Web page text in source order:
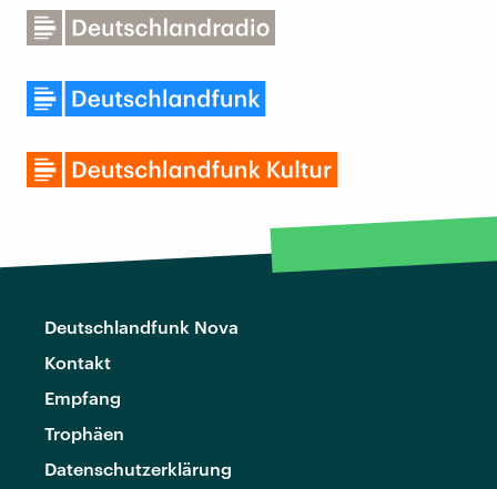
Deutschlandfunk Nova
Kontakt
Empfang
Trophäen
Datenschutzerklärung